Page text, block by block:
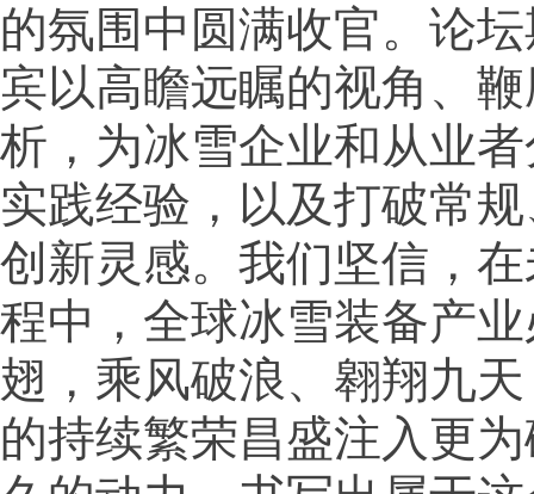
的氛围中圆满收官。论
宾以高瞻远瞩的视角、
析，为冰雪企业和从业
实践经验，以及打破常
创新灵感。我们坚信，
程中，全球冰雪装备产
翅，乘风破浪、翱翔九
的持续繁荣昌盛注入更